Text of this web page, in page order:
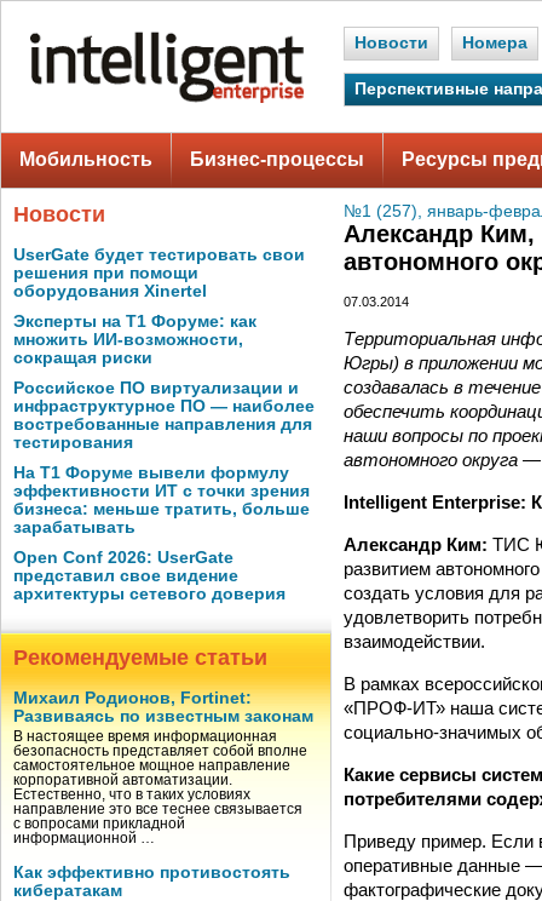
Новости Номера
Перспективные
Мобильность Бизнес-процессы Ресурсы
Новости
UserGate будет тестировать свои
решения при помощи
оборудования Xinertel
Эксперты на Т1 Форуме: как
множить ИИ-возможности,
сокращая риски
Российское ПО виртуализации и
инфраструктурное ПО — наиболее
востребованные направления для
тестирования
На Т1 Форуме вывели формулу
эффективности ИТ с точки зрения
бизнеса: меньше тратить, больше
зарабатывать
Open Conf 2026: UserGate
представил свое видение
архитектуры сетевого доверия
Рекомендуемые статьи
Михаил Родионов, Fortinet:
Развиваясь по известным законам
В настоящее время информационная
безопасность представляет собой вполне
самостоятельное мощное направление
корпоративной автоматизации.
Естественно, что в таких условиях
направление это все теснее связывается
с вопросами прикладной
информационной …
Как эффективно противостоять
кибератакам
№1 (257), январь-
Александр Ким,
автономного
07.03.2014
Территориальная
Югры) в приложении
создавалась в
обеспечить
наши вопросы по
автономного округа
Intelligent Enterprise:
Александр Ким: ТИС
развитием
создать условия для
удовлетворить
взаимодействии.
В рамках
«ПРОФ-ИТ» наша
социально­-значимых
Какие сервисы
потребителями
Приведу пример. Если
оперативные данные
фактографические